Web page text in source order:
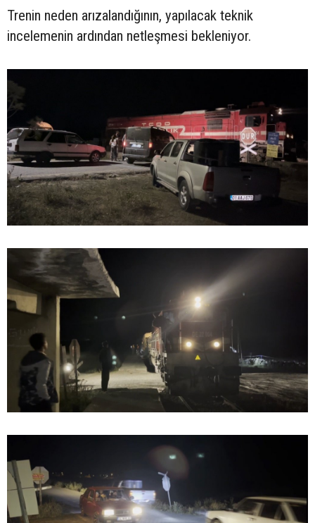
Trenin neden arızalandığının, yapılacak teknik
incelemenin ardından netleşmesi bekleniyor.